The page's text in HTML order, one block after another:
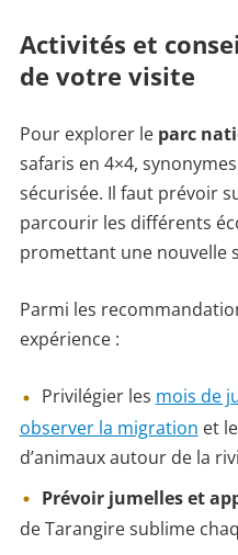
Activités et
de votre visite
Pour explorer le parc
safaris en 4×4,
sécurisée. Il faut prévoir
parcourir les différents
promettant une nouvelle
Parmi les
expérience :
Privilégier les mois de
observer la migration et
d’animaux autour de la
Prévoir jumelles et
de Tarangire sublime